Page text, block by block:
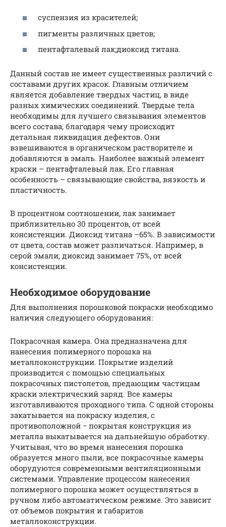
суспензия из красителей;
пигменты различных цветов;
пентафталевый лак;диоксид титана.
Данный состав не имеет существенных различий с
составами других красок. Главным отличием
является добавление твердых частиц, в виде
разных химических соединений. Твердые тела
необходимы для лучшего связывания элементов
всего состава, благодаря чему происходит
детальная ликвидация дефектов. Они
взвешиваются в органическом растворителе и
добавляются в эмаль. Наиболее важный элемент
краски – пентафталевый лак. Его главная
особенность – связывающие свойства, вязкость и
пластичность.
В процентном соотношении, лак занимает
приблизительно 30 процентов, от всей
консистенции. Диоксид титана –65%. В зависимости
от цвета, состав может различаться. Например, в
серой эмали, диоксид занимает 75%, от всей
консистенции.
Необходимое оборудование
Для выполнения порошковой покраски необходимо
наличия следующего оборудования:
Покрасочная камера. Она предназначена для
нанесения полимерного порошка на
металлоконструкции. Покрытие изделий
производится с помощью специальных
покрасочных пистолетов, предающим частицам
краски электрический заряд. Все камеры
изготавливаются проходного типа. С одной стороны
закатывается на покраску изделия, с
противоположной − покрытая конструкция из
металла выкатывается на дальнейшую обработку.
Учитывая, что во время нанесения порошка
образуется много пыли, все покрасочные камеры
оборудуются современными вентиляционными
системами. Управление процессом нанесения
полимерного порошка может осуществляться в
ручном либо автоматическом режиме. Это зависит
от объемов покрытия и габаритов
металлоконструкции.